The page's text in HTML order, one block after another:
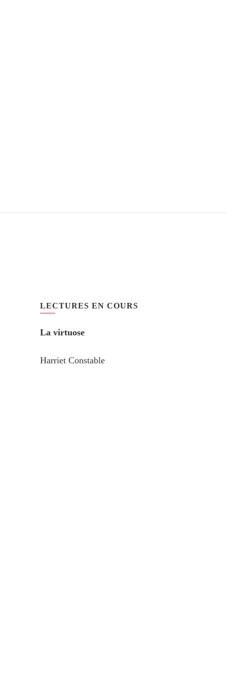
LECTURES EN COURS
La virtuose
Harriet Constable